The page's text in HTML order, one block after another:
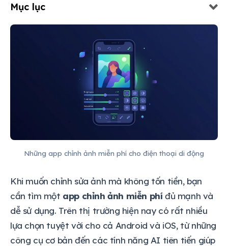
Mục lục
Những app chỉnh ảnh miễn phí cho điện thoại di động
Khi muốn chỉnh sửa ảnh mà không tốn tiền, bạn
cần tìm một app chỉnh ảnh miễn phíđủ mạnh và
dễ sử dụng. Trên thị trường hiện nay có rất nhiều
lựa chọn tuyệt vời cho cả Android và iOS, từ những
công cụ cơ bản đến các tính năng AI tiên tiến giúp